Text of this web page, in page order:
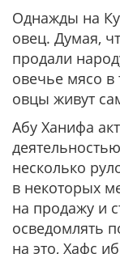
Однажды на
овец. Думая,
продали
овечье мясо в
овцы живут
Абу Ханифа
несколько
в некоторых
на продажу и
осведомлять
на это, Хафс